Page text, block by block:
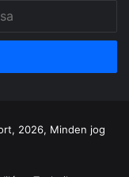
2026, Minden jog